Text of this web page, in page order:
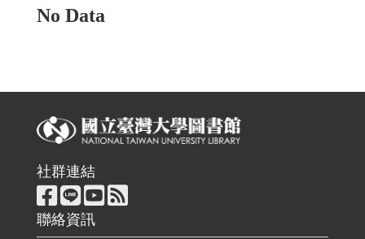
No Data
社群連結
聯絡資訊